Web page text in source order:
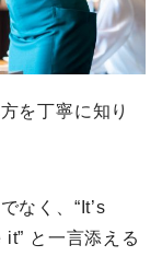
を丁寧に知り
なく、“It’s
と一言添える